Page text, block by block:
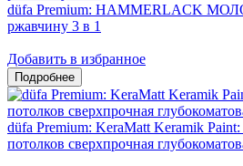
düfa Premium: HAMMERLACK
ржавчину 3 в 1
Добавить в избранное
düfa Premium: KeraMatt Keramik Paint:
потолков сверхпрочная